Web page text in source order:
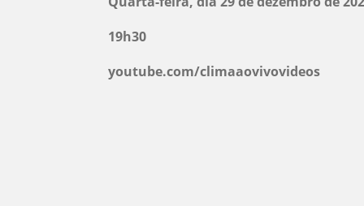
19h30
youtube.com/climaaovivovideos